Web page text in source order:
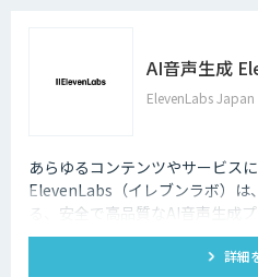
AI音声生成
ElevenLabs Japan
あらゆるコンテンツやサービス
ElevenLabs（イレブンラボ）は
る、安全で高品質なAI音声生成
の技術で自然な音声を生成し、
グ機能も、悪用を防ぐ倫理的ガ
詳細